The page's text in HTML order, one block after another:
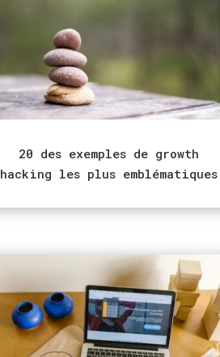
20 des exemples de growth
hacking les plus emblématiques